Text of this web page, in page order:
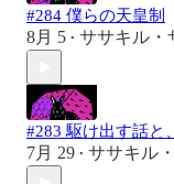
#284 僕らの天皇制
8月 5 • ササキル・
#283 駆け出す話と
7月 29 • ササキル